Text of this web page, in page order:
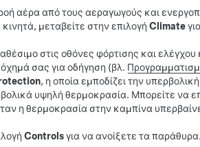
αέρα από τους αεραγωγούς και
μεταβείτε στην επιλογή Climate
στις οθόνες φόρτισης και
σας για οδήγηση (βλ.
, η οποία εμποδίζει την
υψηλή θερμοκρασία. Μπορείτε να
η θερμοκρασία στην καμπίνα
Controlsγια να ανοίξετε τα παράθυρα.